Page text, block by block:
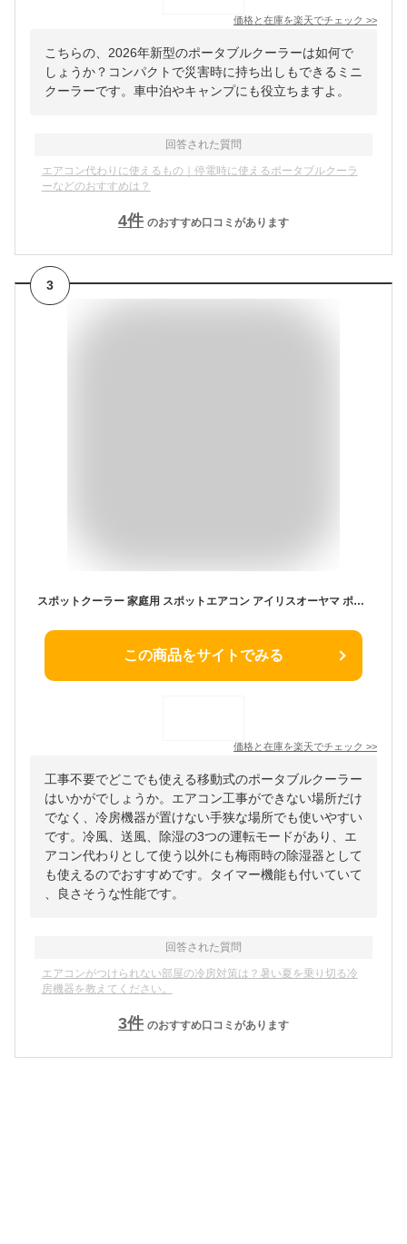
価格と在庫を楽天でチェック >>
こちらの、2026年新型のポータブルクーラーは如何で
しょうか？コンパクトで災害時に持ち出しもできるミニ
クーラーです。車中泊やキャンプにも役立ちますよ。
回答された質問
エアコン代わりに使えるもの｜停電時に使えるポータブルクーラ
ーなどのおすすめは？
4件 のおすすめ口コミがあります
3
スポットクーラー 家庭用 スポットエアコン アイリスオーヤマ ポータブルクーラー ポータブルエアコン 4.5-7畳対応 工事不要 冷風 送風 除湿 梅雨対策 取り付け簡単 窓パネル付き airwill エアウィル IPP-2226U IPP-2226S * 【広告】 [2607SO]
この商品をサイトでみる
価格と在庫を楽天でチェック >>
工事不要でどこでも使える移動式のポータブルクーラー
はいかがでしょうか。エアコン工事ができない場所だけ
でなく、冷房機器が置けない手狭な場所でも使いやすい
です。冷風、送風、除湿の3つの運転モードがあり、エ
アコン代わりとして使う以外にも梅雨時の除湿器として
も使えるのでおすすめです。タイマー機能も付いていて
、良さそうな性能です。
回答された質問
エアコンがつけられない部屋の冷房対策は？暑い夏を乗り切る冷
房機器を教えてください。
3件 のおすすめ口コミがあります